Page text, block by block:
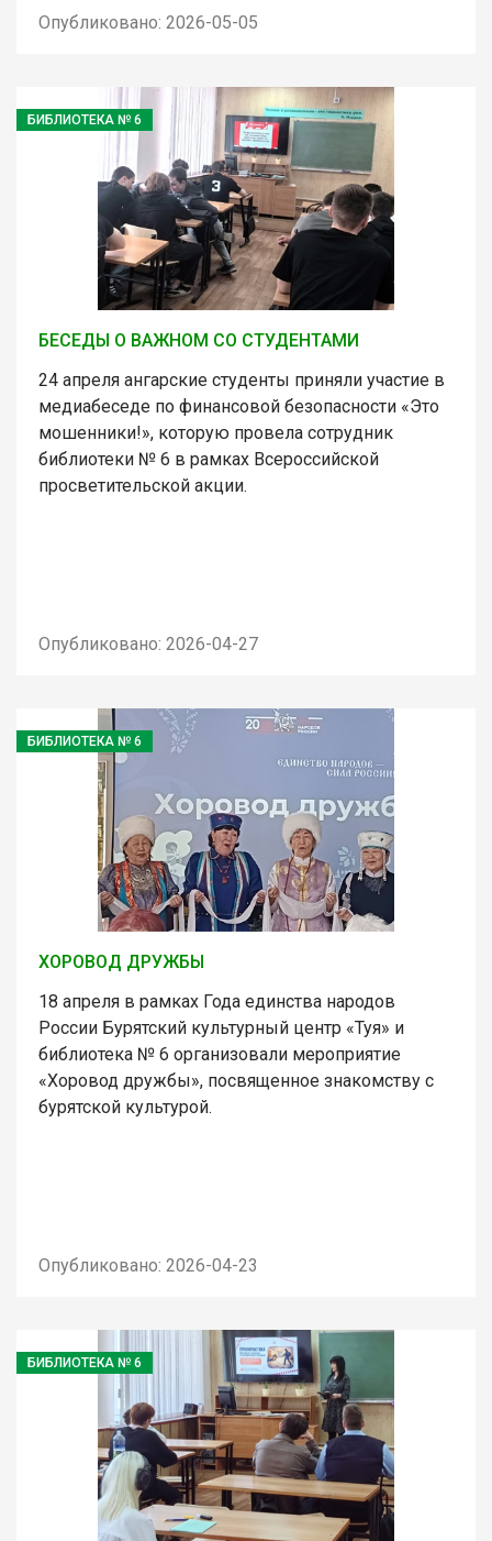
Опубликовано: 2026-05-05
БИБЛИОТЕКА № 6
БЕСЕДЫ О ВАЖНОМ СО СТУДЕНТАМИ
24 апреля ангарские студенты приняли участие в
медиабеседе по финансовой безопасности «Это
мошенники!», которую провела сотрудник
библиотеки № 6 в рамках Всероссийской
просветительской акции.
Опубликовано: 2026-04-27
БИБЛИОТЕКА № 6
ХОРОВОД ДРУЖБЫ
18 апреля в рамках Года единства народов
России Бурятский культурный центр «Туя» и
библиотека № 6 организовали мероприятие
«Хоровод дружбы», посвященное знакомству с
бурятской культурой.
Опубликовано: 2026-04-23
БИБЛИОТЕКА № 6